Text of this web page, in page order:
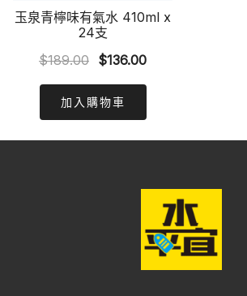
玉泉青檸味有氣水 410ml x
24支
$189.00 Original
was:
$189.00.
$136.00Current
$136.00.
加入購物車